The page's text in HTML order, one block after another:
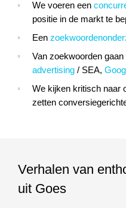
We voeren een
positie in de markt te
Een
Van zoekwoorden
advertising / SEA,
We kijken kritisch naar
zetten
Verhalen van
uit Goes